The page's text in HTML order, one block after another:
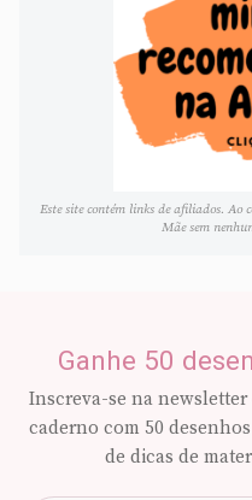
Este site contém links de afiliados. Ao
Mãe sem
Ganhe 50
Inscreva-se na newsletter
caderno com 50
de dicas de